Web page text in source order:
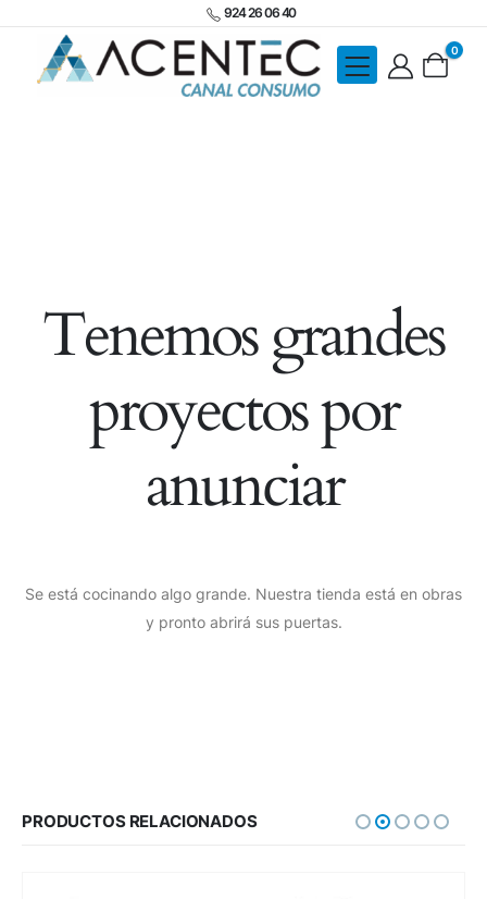
924 26 06 40
0
Tenemos grandes
proyectos por
anunciar
Se está cocinando algo grande. Nuestra tienda está en obras
y pronto abrirá sus puertas.
PRODUCTOS RELACIONADOS